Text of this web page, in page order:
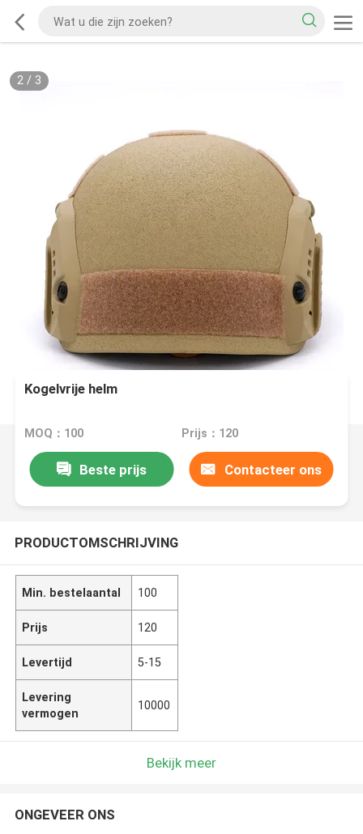
2/ 3
Kogelvrije helm
MOQ：100 Prijs：120
Beste prijs Contacteer ons
PRODUCTOMSCHRIJVING
Min. bestelaantal 100
Prijs 120
Levertijd 5-15
Levering
vermogen
10000
Bekijk meer
ONGEVEER ONS